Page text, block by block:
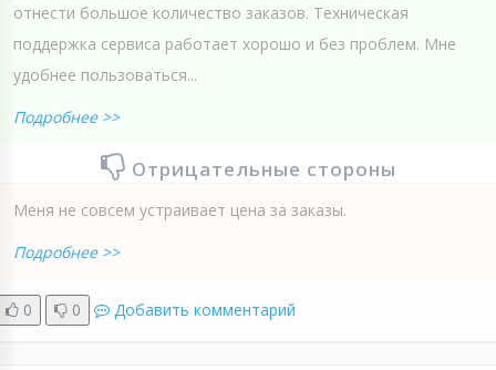
отнести большое количество заказов. Техническая
поддержка сервиса работает хорошо и без проблем. Мне
удобнее пользоваться...
Подробнее >>
Отрицательные стороны
Меня не совсем устраивает цена за заказы.
Подробнее >>
0 0 Добавить комментарий